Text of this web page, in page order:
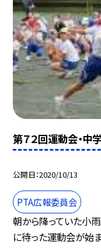
第７２回運動会・中
公開日 2020/10/13
PTA広報委員会
朝から降っていた小
に待った運動会が始